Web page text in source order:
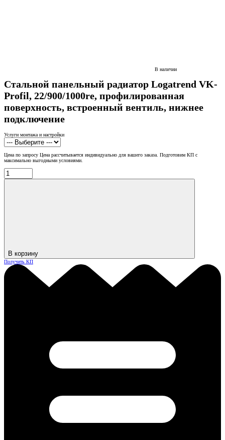
В наличии
Стальной панельный радиатор Logatrend VK-
Profil, 22/900/1000re, профилированная
поверхность, встроенный вентиль, нижнее
подключение
Услуги монтажа и настройки
Цена по запросу Цена рассчитывается индивидуально для вашего заказа. Подготовим КП с
максимально выгодными условиями.
В корзину
Получить КП